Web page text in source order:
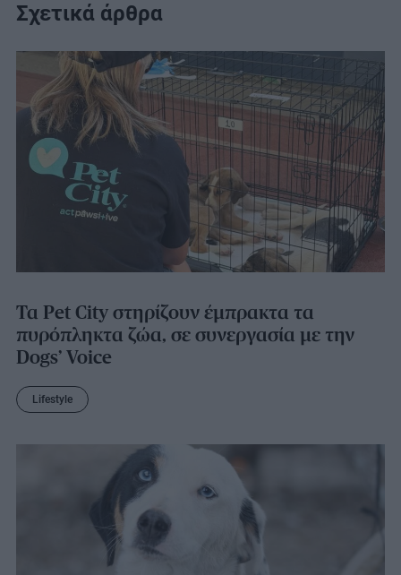
Σχετικά άρθρα
Τα Pet City στηρίζουν έμπρακτα τα
πυρόπληκτα ζώα, σε συνεργασία με την
Dogs’ Voice
Lifestyle